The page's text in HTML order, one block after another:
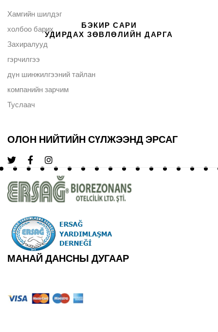
БЭКИР САРИ
УДИРДАХ ЗӨВЛӨЛИЙН ДАРГА
Хамгийн шилдэг
холбоо барих
Захиралууд
гэрчилгээ
дүн шинжилгээний тайлан
компанийн зарчим
Туслаач
ОЛОН НИЙТИЙН СҮЛЖЭЭНД ЭРСАГ
МАНАЙ ДАНСНЫ ДУГААР